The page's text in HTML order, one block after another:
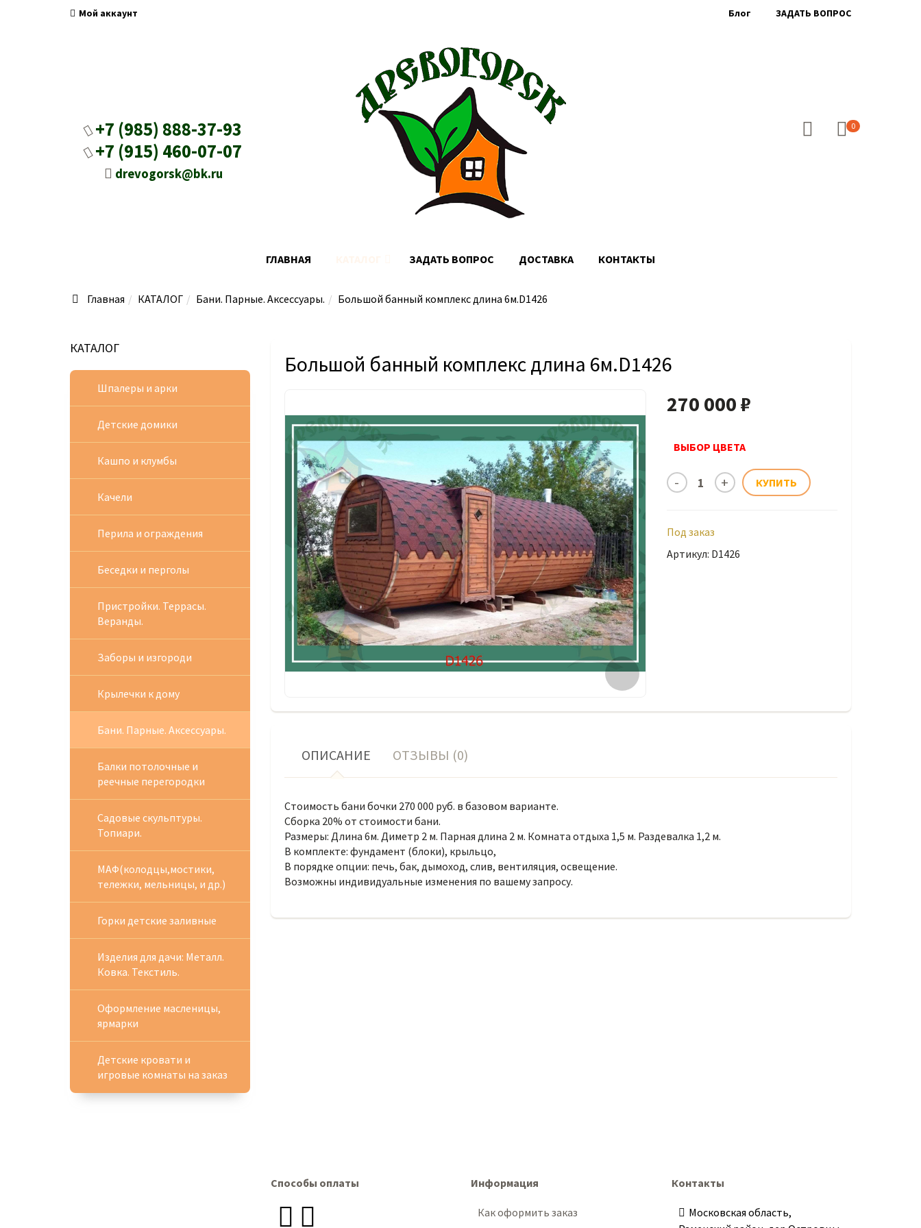
Мой аккаунт Блог ЗАДАТЬ ВОПРОС
+7 (985) 888-37-93
+7 (915) 460-07-07
drevogorsk@bk.ru
0
ГЛАВНАЯ ЗАДАТЬ ВОПРОС ДОСТАВКА КОНТАКТЫ
Главная КАТАЛОГ Бани. Парные. Аксессуары. Большой банный комплекс длина 6м.D1426
Большой банный комплекс длина 6м.D1426
270 000 ₽
ВЫБОР ЦВЕТА
Под заказ
Артикул: D1426
ОПИСАНИЕ ОТЗЫВЫ (0)
Стоимость бани бочки 270 000 руб. в базовом варианте.
Сборка 20% от стоимости бани.
Размеры: Длина 6м. Диметр 2 м. Парная длина 2 м. Комната отдыха 1,5 м. Раздевалка 1,2 м.
В комплекте: фундамент (блоки), крыльцо,
В порядке опции: печь, бак, дымоход, слив, вентиляция, освещение.
Возможны индивидуальные изменения по вашему запросу.
КАТАЛОГ
Шпалеры и арки
Детские домики
Кашпо и клумбы
Качели
Перила и ограждения
Беседки и перголы
Пристройки. Террасы.
Веранды.
Заборы и изгороди
Крылечки к дому
Бани. Парные. Аксессуары.
Балки потолочные и
реечные перегородки
Садовые скульптуры.
Топиари.
МАФ(колодцы,мостики,
тележки, мельницы, и др.)
Горки детские заливные
Изделия для дачи: Металл.
Ковка. Текстиль.
Оформление масленицы,
ярмарки
Детские кровати и
игровые комнаты на заказ
Способы оплаты Информация
Как оформить заказ
Контакты
Московская область,